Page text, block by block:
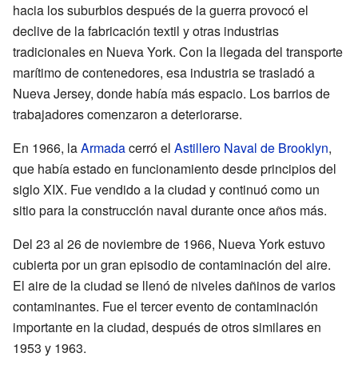
hacia los suburbios después de la guerra provocó el
declive de la fabricación textil y otras industrias
tradicionales en Nueva York. Con la llegada del transporte
marítimo de contenedores, esa industria se trasladó a
Nueva Jersey, donde había más espacio. Los barrios de
trabajadores comenzaron a deteriorarse.
En 1966, laArmadacerró el Astillero Naval de Brooklyn,
que había estado en funcionamiento desde principios del
siglo XIX. Fue vendido a la ciudad y continuó como un
sitio para la construcción naval durante once años más.
Del 23 al 26 de noviembre de 1966, Nueva York estuvo
cubierta por un gran episodio de contaminación del aire.
El aire de la ciudad se llenó de niveles dañinos de varios
contaminantes. Fue el tercer evento de contaminación
importante en la ciudad, después de otros similares en
1953 y 1963.